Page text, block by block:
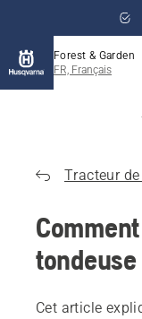
Forest & Garden
FR, Français
Tracteur
Cet article